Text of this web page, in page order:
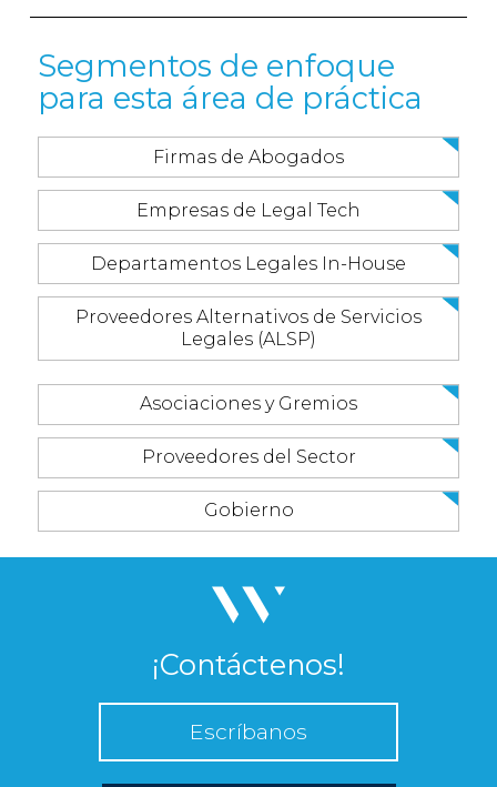
Segmentos de enfoque
para esta área de práctica
Firmas de Abogados
Empresas de Legal Tech
Departamentos Legales In-House
Proveedores Alternativos de Servicios
Legales (ALSP)
Asociaciones y Gremios
Proveedores del Sector
Gobierno
¡Contáctenos!
Escríbanos